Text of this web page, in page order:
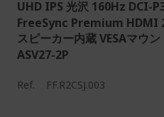
UHD IPS 光沢 160Hz DCI-
FreeSync Premium HDMI
スピーカー内蔵 VESAマウ
ASV27-2P
Ref. FF.R2CSJ.003